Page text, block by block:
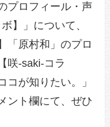
プロフィール・声
】」について、
「原村和」のプロ
咲-saki-コラ
コが知りたい。」
ント欄にて、ぜひ